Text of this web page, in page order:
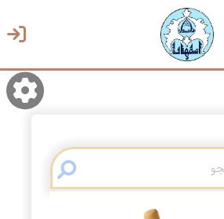
انتخاب زبان